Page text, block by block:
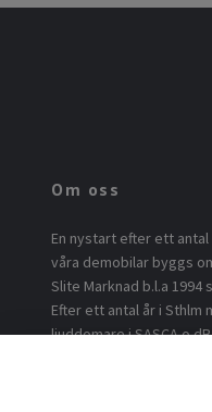
Om oss
En nystart efter ett
våra demobilar byggs
Slite Marknad b.l.a
Efter ett antal år i
ljuddomare i SASCA o
som föddes 1994 som